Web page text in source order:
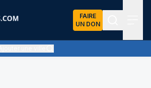
FAIRE
UN DON
- quasiment pas de nuages et un soleil